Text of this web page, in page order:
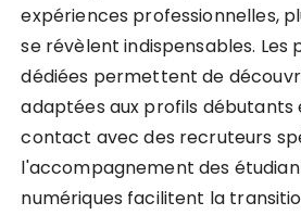
expériences professionnelles,
se révèlent indispensables. Les
dédiées permettent de
adaptées aux profils
contact avec des recruteurs
l'accompagnement des
numériques facilitent la